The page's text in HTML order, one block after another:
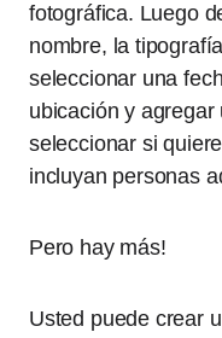
fotográfica. Luego
nombre, la
seleccionar una
ubicación y
seleccionar si
incluyan personas
Pero hay más!
Usted puede crear